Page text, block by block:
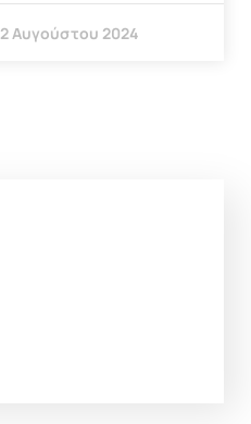
2 Αυγούστου 2024